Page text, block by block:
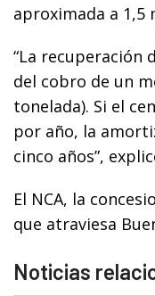
aproximada a 1,5
“La recuperación
del cobro de un
tonelada). Si el
por año, la
cinco años”,
El NCA, la
que atraviesa
Noticias